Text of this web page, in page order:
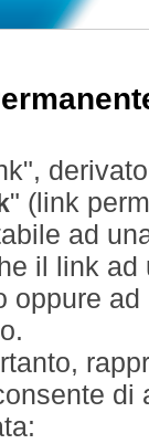
" (link
ad
il link
oppure